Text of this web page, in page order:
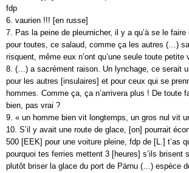
fdp
6. vaurien !!! [en russe]
7. Pas la peine de pleurnicher, il y a qu’à se le faire
pour toutes, ce salaud, comme ça les autres (…)
risquent, même eux n’ont qu’une seule toute petite
8. (…) a sacrément raison. Un lynchage, ce serait
pour les autres [insulaires] et pour ceux qui se
hommes. Comme ça, ça n’arrivera plus ! De toute
bien, pas vrai ?
9. « un homme bien vit longtemps, un gros nul vit
10. S’il y avait une route de glace, [on] pourrait
500 [EEK] pour une voiture pleine, fdp de [L.] t’as
pourquoi tes ferries mettent 3 [heures] s’ils brisent
plutôt briser la glace du port de Pärnu (…) espèce